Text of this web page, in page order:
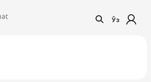
Ўз